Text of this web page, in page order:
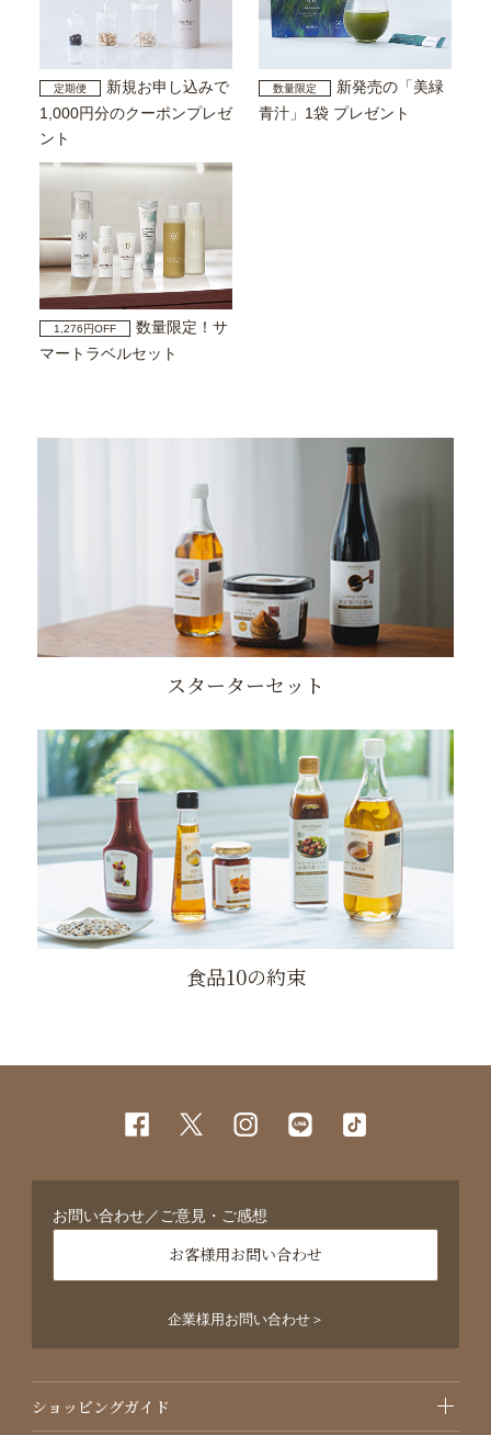
定期便
新規お申し込みで
1,000円分のクーポンプレゼ
ント
数量限定
新発売の「美緑
青汁」1袋 プレゼント
1,276円OFF
数量限定！サ
マートラベルセット
スターターセット
食品10の約束
お問い合わせ／ご意見・ご感想
お客様用お問い合わせ
企業様用お問い合わせ＞
ショッピングガイド